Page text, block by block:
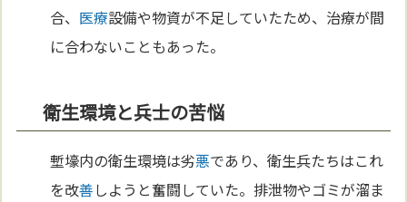
合、 医療設備や物資が不足していたため、治療が間
に合わないこともあった。
衛生環境と兵士の苦悩
塹壕内の衛生環境は劣悪であり、衛生兵たちはこれ
を改善しようと奮闘していた。排泄物やゴミが溜ま